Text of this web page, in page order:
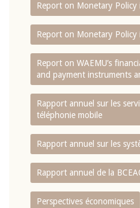
Report on Monetary Policy
Report on Monetary Policy
Report on WAEMU’s
and payment instruments
Rapport annuel sur les
téléphonie mobile
Rapport annuel sur les
Rapport annuel de la
Perspectives économiques